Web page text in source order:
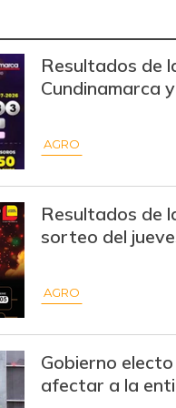
$ 3.110,00
$ 3.978,50
$ 26.292,00
$ 2.718,00
$ 13.467,00
$ 6.267,00
Resultados de
Cundinamarca
AGRO
Resultados de
sorteo del
AGRO
Gobierno
afectar a la